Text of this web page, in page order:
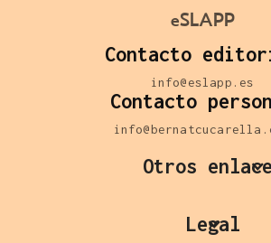
eSLAPP
Contacto
info@eslapp.es
Contacto
Otros
Legal